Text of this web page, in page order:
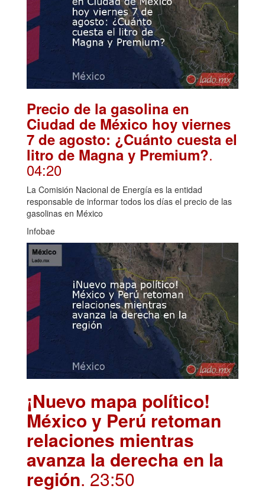
Precio de la gasolina en
Ciudad de México hoy viernes
7 de agosto: ¿Cuánto cuesta el
litro de Magna y Premium?.
04:20
La Comisión Nacional de Energía es la entidad
responsable de informar todos los días el precio de las
gasolinas en México
Infobae
¡Nuevo mapa político!
México y Perú retoman
relaciones mientras
avanza la derecha en la
región. 23:50